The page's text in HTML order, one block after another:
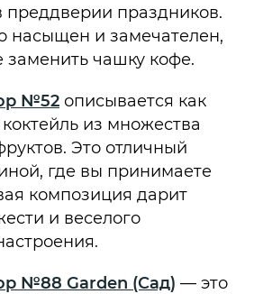
преддверии праздников.
насыщен и замечателен,
чашку кофе.
№52 описывается как
из множества
Это отличный
где вы принимаете
композиция дарит
и веселого
№88 Garden (Сад) — это